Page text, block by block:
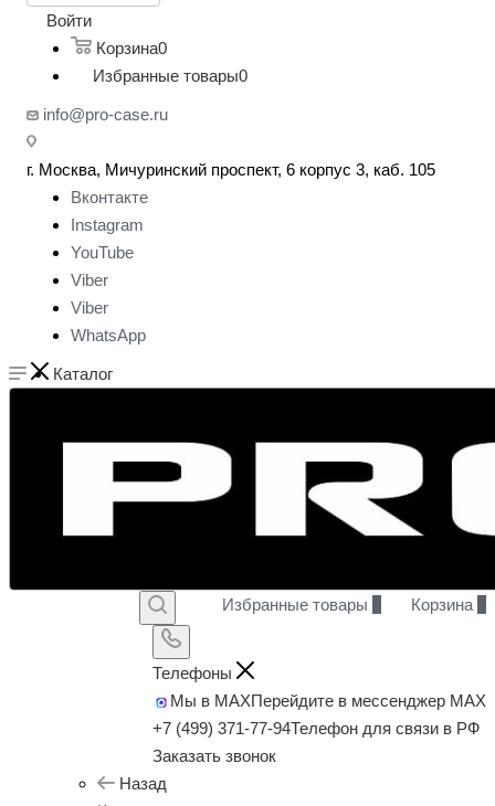
Войти
Корзина0
Избранные товары0
info@pro-case.ru
г. Москва, Мичуринский проспект, 6 корпус 3, каб. 105
Вконтакте
Instagram
YouTube
Viber
Viber
WhatsApp
Избранные товары Корзина
Телефоны
Мы в MAXПерейдите в мессенджер MAX
+7 (499) 371-77-94Телефон для связи в РФ
Заказать звонок
Каталог
Назад